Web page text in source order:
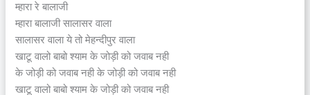
म्हारा रे बालाजी
म्हारा बालाजी सालासर वाला
सालासर वाला ये तो मेहन्दीपुर वाला
खाटू वालो बाबो श्याम के जोड़ी को जवाब नही
के जोड़ी को जवाब नही के जोड़ी को जवाब नही
खाटू वालो बाबो श्याम के जोड़ी को जवाब नही